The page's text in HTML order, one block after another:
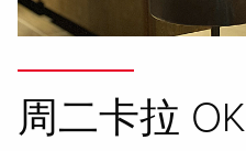
周二卡拉 OK